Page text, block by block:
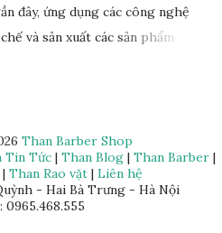
đây, ứng dụng các công nghệ
và sản xuất các sản phẩm
trong những đơn vị tiên phong
dụng rất nhiều các nghiên cứu
phát triển các sản phẩm chăm
thành tựu giá trị, đặc biệt là
Than Barber Shop
Tin Tức | Than Blog | Than Barber |
| Than Rao vặt | Liên hệ
- Hai Bà Trưng - Hà Nội